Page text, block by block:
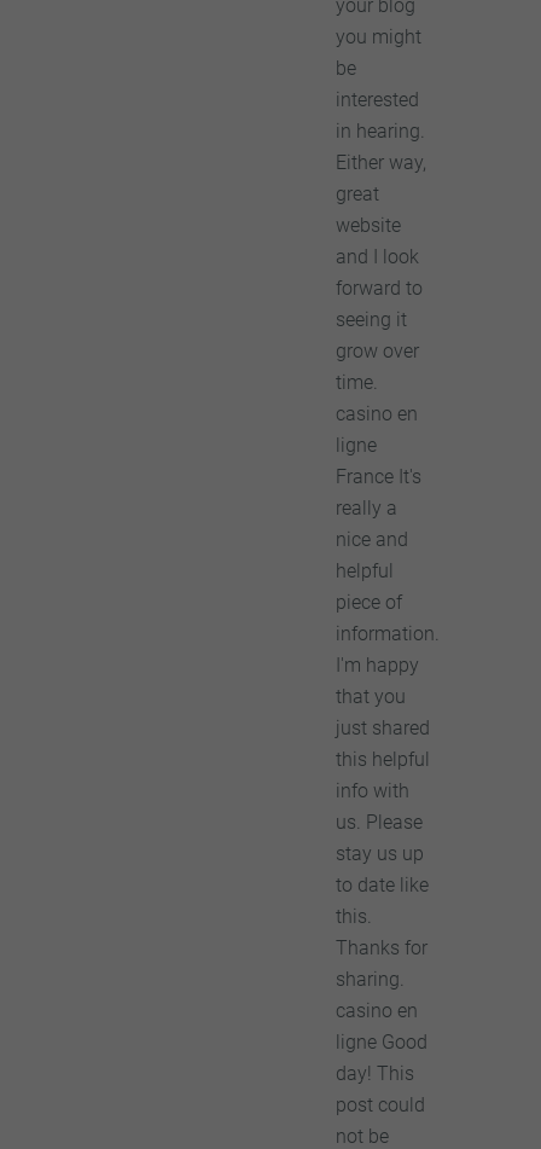
your blog
you might
be
interested
in hearing.
Either way,
great
website
and I look
forward to
seeing it
grow over
time.
casino en
ligne
France It's
really a
nice and
helpful
piece of
information.
I'm happy
that you
just shared
this helpful
info with
us. Please
stay us up
to date like
this.
Thanks for
sharing.
casino en
ligne Good
day! This
post could
not be